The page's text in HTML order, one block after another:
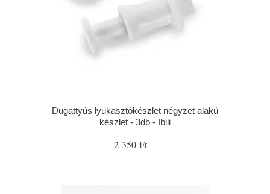
Dugattyús lyukasztókészlet négyzet alakú
készlet - 3db - Ibili
2 350 Ft